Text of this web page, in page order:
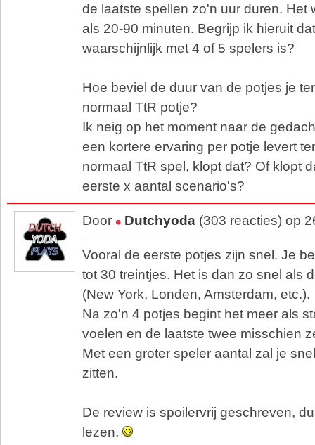
de laatste spellen zo'n uur duren. Het
als 20-90 minuten. Begrijp ik hieruit
waarschijnlijk met 4 of 5 spelers is?
Hoe beviel de duur van de potjes je
normaal TtR potje?
Ik neig op het moment naar de
een kortere ervaring per potje levert
normaal TtR spel, klopt dat? Of klopt
eerste x aantal scenario's?
Door Dutchyoda (303 reacties) op
Vooral de eerste potjes zijn snel. Je
tot 30 treintjes. Het is dan zo snel als
(New York, Londen, Amsterdam, etc.).
Na zo'n 4 potjes begint het meer als
voelen en de laatste twee misschien
Met een groter speler aantal zal je
zitten.
De review is spoilervrij geschreven,
lezen.